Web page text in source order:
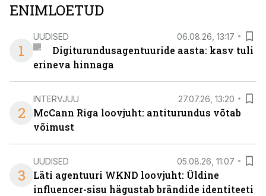
ENIMLOETUD
1
UUDISED 06.08.26, 13:17
Digiturundusagentuuride aasta: kasv tuli
erineva hinnaga
2
INTERVJUU 27.07.26, 13:20
McCann Riga loovjuht: antiturundus võtab
võimust
3
UUDISED 05.08.26, 11:07
Läti agentuuri WKND loovjuht: Üldine
influencer-sisu hägustab brändide identiteeti